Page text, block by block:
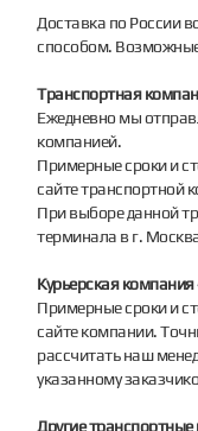
Доставка по России
способом.
Транспортная
Ежедневно мы
компанией.
Примерные сроки и
сайте транспортной
При выборе данной
терминала в г.
Курьерская компания
Примерные сроки и
сайте компании.
рассчитать наш
указанному
Другие